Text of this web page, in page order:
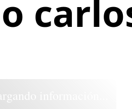
información...